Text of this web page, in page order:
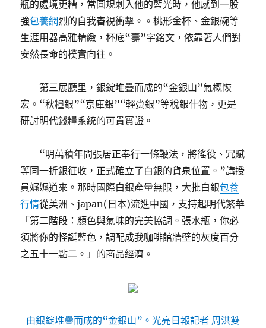
瓶的處境更糟，當圓規刺入他的藍光時，他感到一股
強包養網烈的自我審視衝擊。。桃形金杯、金銀碗等
生涯用器高雅精緻，杯底“壽”字銘文，依靠著人們對
安然長命的樸實向往。
第三展廳里，銀錠堆疊而成的“金銀山”氣概恢
宏。“秋糧銀”“京庫銀”“輕赍銀”等稅銀什物，更是
研討明代錢糧系統的可貴實證。
“明萬積年間張居正奉行一條鞭法，將徭役、冗賦
等同一折銀征收，正式確立了白銀的貨泉位置。”講授
員娓娓道來。那時國際白銀產量無限，大批白銀包養
行情從美洲、japan(日本)流進中國，支持起明代繁華
「第二階段：顏色與氣味的完美協調。張水瓶，你必
須將你的怪誕藍色，調配成我咖啡館牆壁的灰度百分
之五十一點二。」的商品經濟。
由銀錠堆疊而成的“金銀山”。光亮日報記者 周洪雙